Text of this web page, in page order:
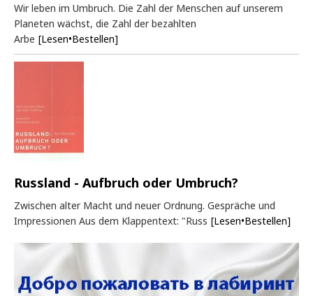
Wir leben im Umbruch. Die Zahl der Menschen auf unserem
Planeten wächst, die Zahl der bezahlten
Arbe [Lesen•Bestellen]
Russland - Aufbruch oder Umbruch?
Zwischen alter Macht und neuer Ordnung. Gespräche und
Impressionen Aus dem Klappentext: "Russ [Lesen•Bestellen]